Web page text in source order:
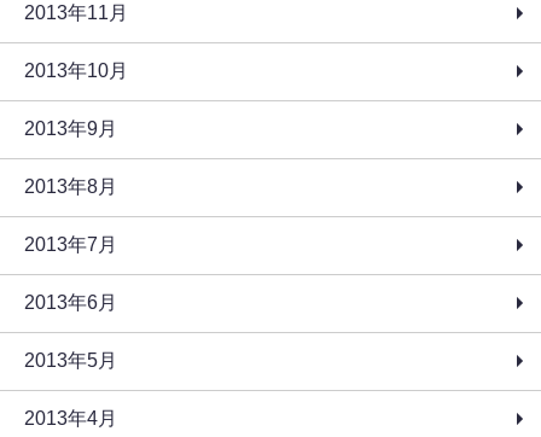
2013年11月
2013年10月
2013年9月
2013年8月
2013年7月
2013年6月
2013年5月
2013年4月